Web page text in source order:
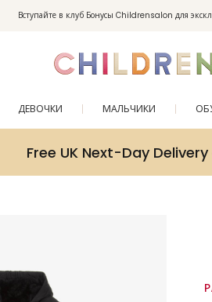
Enjoy 10% off your first order as a
Вступайте в клуб Бонусы Childrensalon для
ДЕВОЧКИ МАЛЬЧИКИ
Free UK Next-Day Delivery